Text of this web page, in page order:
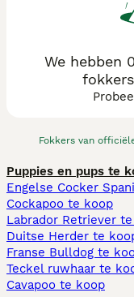
Fokkers van
We hebben
Puppies en pups te
Engelse Cocker
Cockapoo te koop
Labrador Retriever
Duitse Herder te
Franse Bulldog te
Teckel ruwhaar te
Cavapoo te koop